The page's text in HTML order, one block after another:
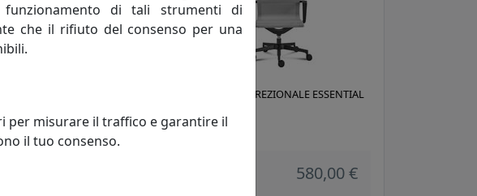
POLTRONA DIREZIONALE ESSENTIAL
580,00 €
di tali strumenti di
che il rifiuto del consenso per una
per misurare il traffico e garantire il
il tuo consenso.